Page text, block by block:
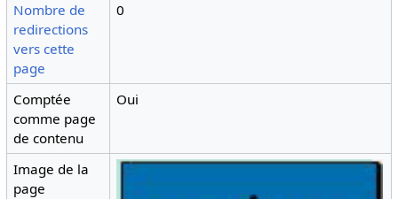
Nombre de
redirections
vers cette
page
0
Comptée
comme page
de contenu
Oui
Image de la
page